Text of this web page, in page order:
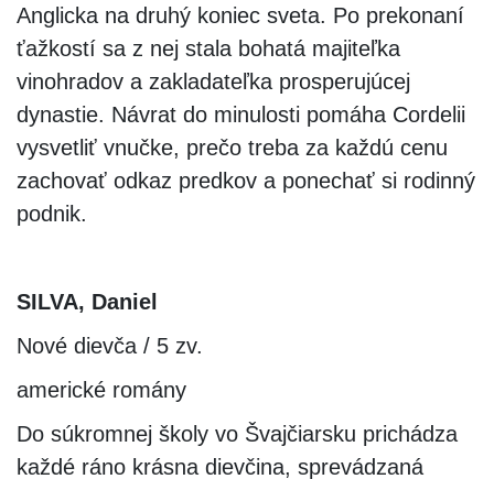
Anglicka na druhý koniec sveta. Po prekonaní
ťažkostí sa z nej stala bohatá majiteľka
vinohradov a zakladateľka prosperujúcej
dynastie. Návrat do minulosti pomáha Cordelii
vysvetliť vnučke, prečo treba za každú cenu
zachovať odkaz predkov a ponechať si rodinný
podnik.
SILVA, Daniel
Nové dievča / 5 zv.
americké romány
Do súkromnej školy vo Švajčiarsku prichádza
každé ráno krásna dievčina, sprevádzaná